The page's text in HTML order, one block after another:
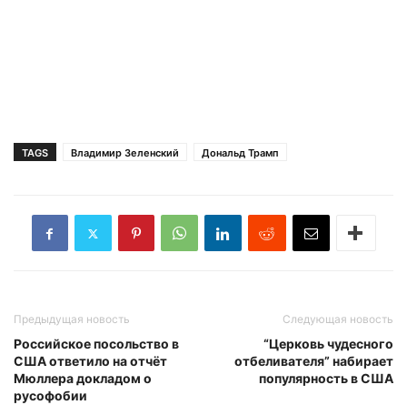
TAGS Владимир Зеленский Дональд Трамп
Предыдущая новость
Российское посольство в
США ответило на отчёт
Мюллера докладом о
русофобии
Следующая новость
“Церковь чудесного
отбеливателя” набирает
популярность в США